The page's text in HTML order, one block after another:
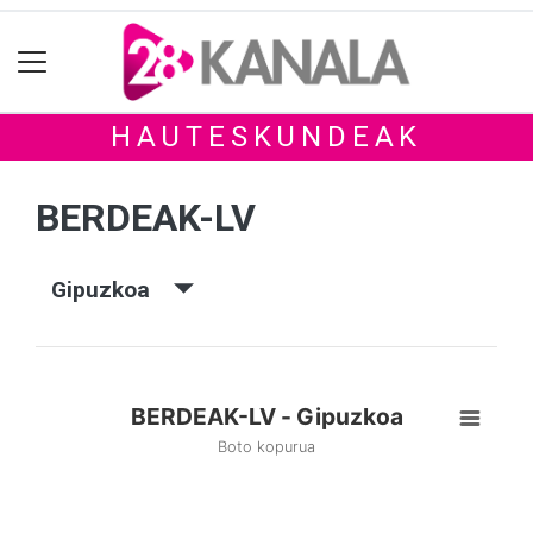
HAUTESKUNDEAK
BERDEAK-LV
Gipuzkoa
BERDEAK-LV - Gipuzkoa
Boto kopurua